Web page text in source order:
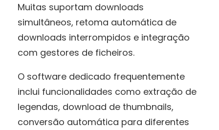
Muitas suportam downloads
simultâneos, retoma automática de
downloads interrompidos e integração
com gestores de ficheiros.
O software dedicado frequentemente
inclui funcionalidades como extração de
legendas, download de thumbnails,
conversão automática para diferentes